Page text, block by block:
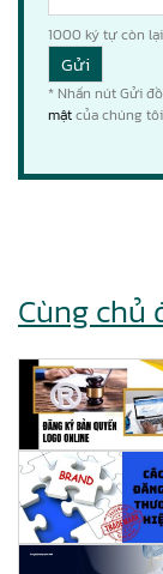
1000 ký tự còn
* Nhấn nút Gửi
mậtcủa chúng
Cùng chủ